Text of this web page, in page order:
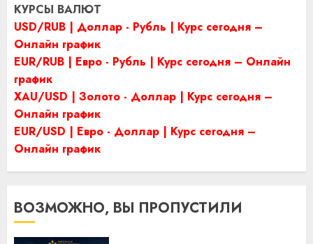
КУРСЫ ВАЛЮТ
USD/RUB | Доллар - Рубль | Курс сегодня –
Онлайн график
EUR/RUB | Евро - Рубль | Курс сегодня – Онлайн
график
XAU/USD | Золото - Доллар | Курс сегодня –
Онлайн график
EUR/USD | Евро - Доллар | Курс сегодня –
Онлайн график
ВОЗМОЖНО, ВЫ ПРОПУСТИЛИ